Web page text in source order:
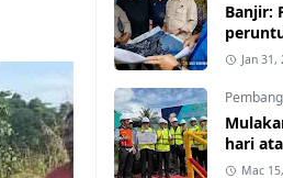
Banjir:
Jan 31,
hari
Mac